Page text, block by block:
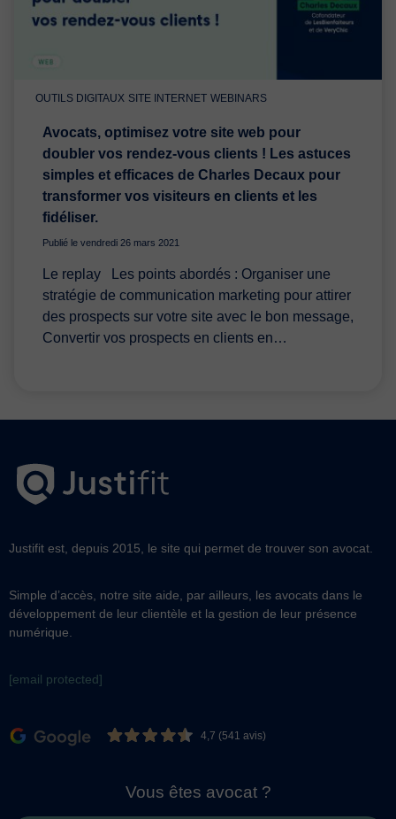
OUTILS DIGITAUX SITE INTERNET WEBINARS
Avocats, optimisez votre site web pour
doubler vos rendez-vous clients ! Les astuces
simples et efficaces de Charles Decaux pour
transformer vos visiteurs en clients et les
fidéliser.
Publié le vendredi 26 mars 2021
Le replay Les points abordés : Organiser une
stratégie de communication marketing pour attirer
des prospects sur votre site avec le bon message,
Convertir vos prospects en clients en…
Justifit est, depuis 2015, le site qui permet de trouver son avocat.
Simple d’accès, notre site aide, par ailleurs, les avocats dans le
développement de leur clientèle et la gestion de leur présence
numérique.
[email protected]
4,7 (541 avis)
Vous êtes avocat ?